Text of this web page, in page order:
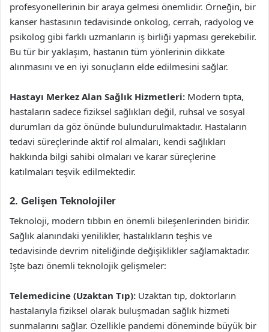
profesyonellerinin bir araya gelmesi önemlidir. Örneğin, bir
kanser hastasının tedavisinde onkolog, cerrah, radyolog ve
psikolog gibi farklı uzmanların iş birliği yapması gerekebilir.
Bu tür bir yaklaşım, hastanın tüm yönlerinin dikkate
alınmasını ve en iyi sonuçların elde edilmesini sağlar.
Hastayı Merkez Alan Sağlık Hizmetleri: Modern tıpta,
hastaların sadece fiziksel sağlıkları değil, ruhsal ve sosyal
durumları da göz önünde bulundurulmaktadır. Hastaların
tedavi süreçlerinde aktif rol almaları, kendi sağlıkları
hakkında bilgi sahibi olmaları ve karar süreçlerine
katılmaları teşvik edilmektedir.
2. Gelişen Teknolojiler
Teknoloji, modern tıbbın en önemli bileşenlerinden biridir.
Sağlık alanındaki yenilikler, hastalıkların teşhis ve
tedavisinde devrim niteliğinde değişiklikler sağlamaktadır.
İşte bazı önemli teknolojik gelişmeler:
Telemedicine (Uzaktan Tıp): Uzaktan tıp, doktorların
hastalarıyla fiziksel olarak buluşmadan sağlık hizmeti
sunmalarını sağlar. Özellikle pandemi döneminde büyük bir